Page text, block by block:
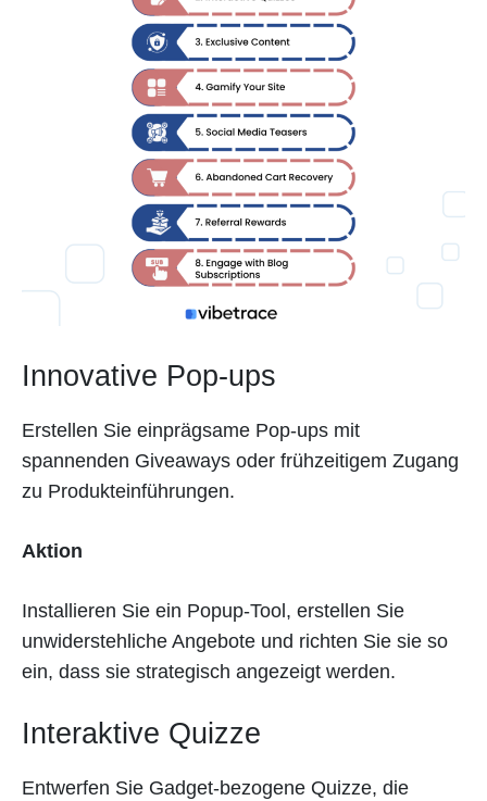
Innovative Pop-ups
Erstellen Sie einprägsame Pop-ups mit
spannenden Giveaways oder frühzeitigem Zugang
zu Produkteinführungen.
Aktion
Installieren Sie ein Popup-Tool, erstellen Sie
unwiderstehliche Angebote und richten Sie sie so
ein, dass sie strategisch angezeigt werden.
Interaktive Quizze
Entwerfen Sie Gadget-bezogene Quizze, die